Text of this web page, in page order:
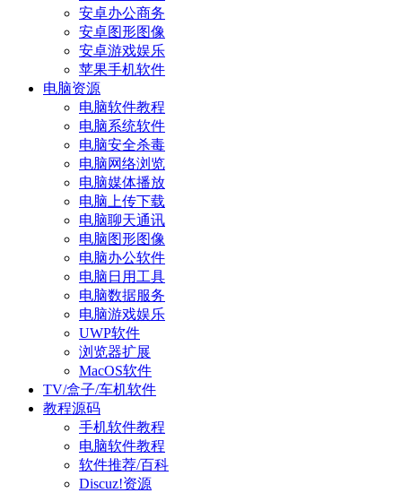
安卓办公商务
安卓图形图像
安卓游戏娱乐
苹果手机软件
电脑资源
电脑软件教程
电脑系统软件
电脑安全杀毒
电脑网络浏览
电脑媒体播放
电脑上传下载
电脑聊天通讯
电脑图形图像
电脑办公软件
电脑日用工具
电脑数据服务
电脑游戏娱乐
UWP软件
浏览器扩展
MacOS软件
TV/盒子/车机软件
教程源码
手机软件教程
电脑软件教程
软件推荐/百科
Discuz!资源